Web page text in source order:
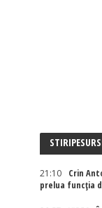
21:10
Crin
prelua funcția